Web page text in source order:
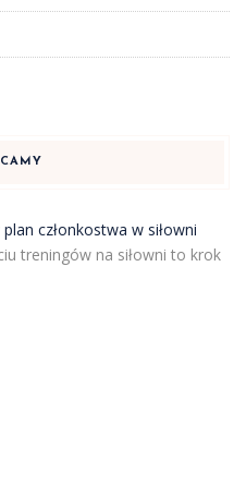
członkostwa w siłowni
treningów na siłowni to krok